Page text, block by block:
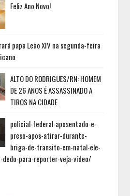
Feliz Ano Novo!
papa Leão XIV na segunda-feira
ALTO DO RODRIGUES/RN: HOMEM
DE 26 ANOS É ASSASSINADO A
TIROS NA CIDADE
policial-federal-aposentado-e-
preso-apos-atirar-durante-
briga-de-transito-em-natal-ele-
dedo-para-reporter-veja-video/